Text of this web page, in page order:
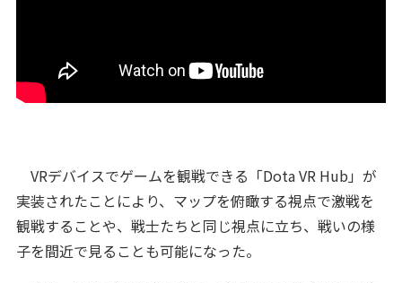
VRデバイスでゲームを観戦できる「Dota VR Hub」が
実装されたことにより、マップを俯瞰する視点で激戦を
観戦することや、戦士たちと同じ視点に立ち、戦いの様
子を間近で見ることも可能になった。